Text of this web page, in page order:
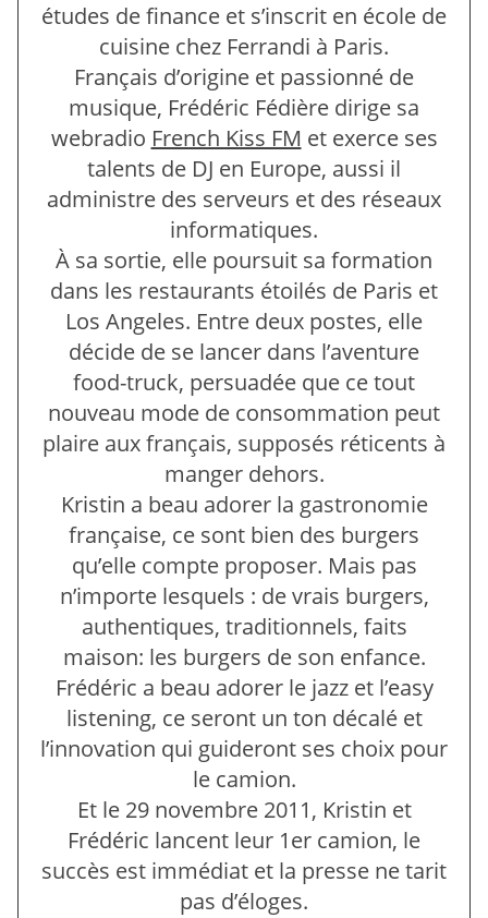
études de finance et s’inscrit en école de
cuisine chez Ferrandi à Paris.
Français d’origine et passionné de
musique, Frédéric Fédière dirige sa
webradio French Kiss FM et exerce ses
talents de DJ en Europe, aussi il
administre des serveurs et des réseaux
informatiques.
À sa sortie, elle poursuit sa formation
dans les restaurants étoilés de Paris et
Los Angeles. Entre deux postes, elle
décide de se lancer dans l’aventure
food-truck, persuadée que ce tout
nouveau mode de consommation peut
plaire aux français, supposés réticents à
manger dehors.
Kristin a beau adorer la gastronomie
française, ce sont bien des burgers
qu’elle compte proposer. Mais pas
n’importe lesquels : de vrais burgers,
authentiques, traditionnels, faits
maison: les burgers de son enfance.
Frédéric a beau adorer le jazz et l’easy
listening, ce seront un ton décalé et
l’innovation qui guideront ses choix pour
le camion.
Et le 29 novembre 2011, Kristin et
Frédéric lancent leur 1er camion, le
succès est immédiat et la presse ne tarit
pas d’éloges.